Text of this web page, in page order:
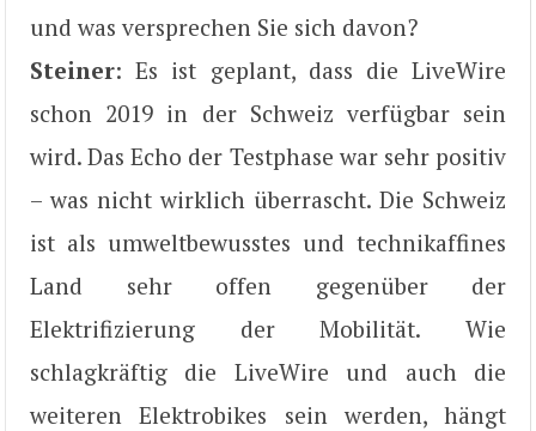
und was versprechen Sie sich davon?
Steiner: Es ist geplant, dass die LiveWire
schon 2019 in der Schweiz verfügbar sein
wird. Das Echo der Testphase war sehr positiv
– was nicht wirklich überrascht. Die Schweiz
ist als umweltbewusstes und technikaffines
Land sehr offen gegenüber der
Elektrifizierung der Mobilität. Wie
schlagkräftig die LiveWire und auch die
weiteren Elektrobikes sein werden, hängt